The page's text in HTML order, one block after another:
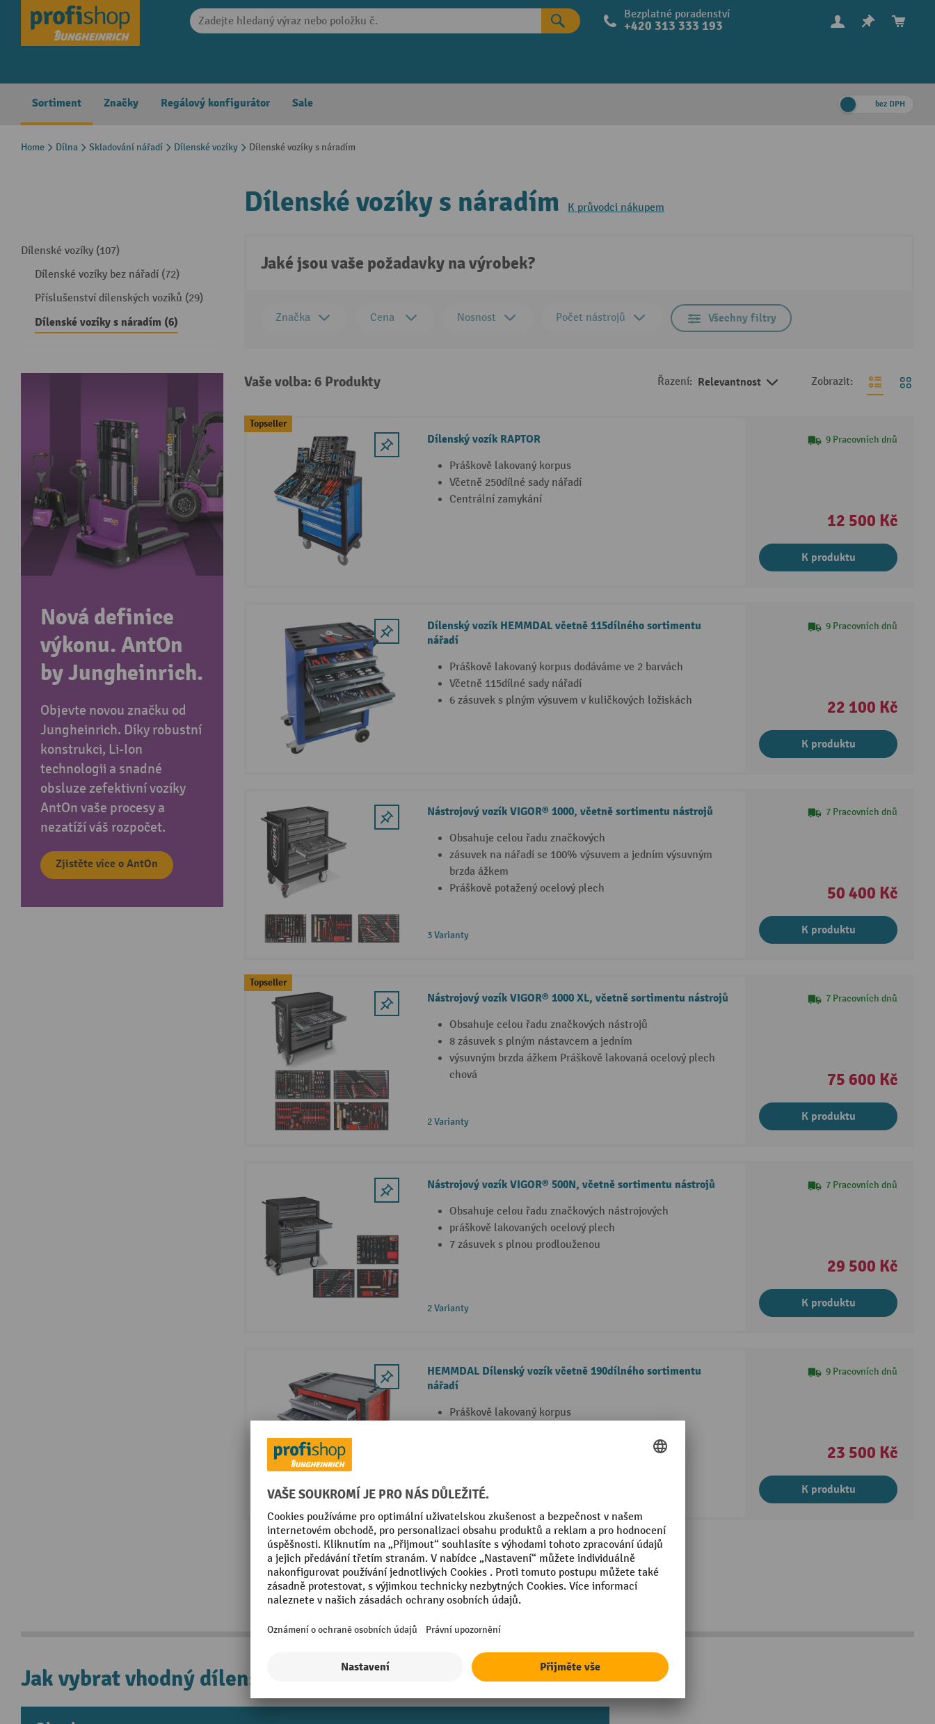
Skip to main navigation Bezplatné poradenství
+420 313 333 193
Sortiment Značky Regálový konfigurátor Sale bez DPH
Home Dílna Skladování nářadí Dílenské vozíky Dílenské vozíky s náradím
Dílenské vozíky (107)
Dílenské vozíky bez nářadí (72)
Příslušenství dílenských vozíků (29)
Dílenské vozíky s náradím (6)
Nová definice
výkonu. AntOn
by Jungheinrich.
Objevte novou značku od
Jungheinrich. Díky robustní
konstrukci, Li-Ion
technologii a snadné
obsluze zefektivní vozíky
AntOn vaše procesy a
nezatíží váš rozpočet.
Zjistěte více o AntOn
Dílenské vozíky s náradím K průvodci nákupem
Jaké jsou vaše požadavky na výrobek?
Značka Cena Nosnost Počet nástrojů Všechny filtry
Vaše volba: 6 Produkty Řazení: Relevantnost Zobrazit:
Topseller
Dílenský vozík RAPTOR
Práškově lakovaný korpus
Včetně 250dílné sady nářadí
Centrální zamykání
9 Pracovních dnů
12 500 Kč
K produktu
Dílenský vozík HEMMDAL včetně 115dílného sortimentu
nářadí
Práškově lakovaný korpus dodáváme ve 2 barvách
Včetně 115dílné sady nářadí
6 zásuvek s plným výsuvem v kuličkových ložiskách
9 Pracovních dnů
22 100 Kč
K produktu
Nástrojový vozík VIGOR® 1000, včetně sortimentu nástrojů
Obsahuje celou řadu značkových
zásuvek na nářadí se 100% výsuvem a jedním výsuvným
brzda ážkem
Práškově potažený ocelový plech
3 Varianty
7 Pracovních dnů
50 400 Kč
K produktu
Topseller
Nástrojový vozík VIGOR® 1000 XL, včetně sortimentu nástrojů
Obsahuje celou řadu značkových nástrojů
8 zásuvek s plným nástavcem a jedním
výsuvným brzda ážkem Práškově lakovaná ocelový plech
chová
2 Varianty
7 Pracovních dnů
75 600 Kč
K produktu
Nástrojový vozík VIGOR® 500N, včetně sortimentu nástrojů
Obsahuje celou řadu značkových nástrojových
práškově lakovaných ocelový plech
7 zásuvek s plnou prodlouženou
2 Varianty
7 Pracovních dnů
29 500 Kč
K produktu
HEMMDAL Dílenský vozík včetně 190dílného sortimentu
nářadí
Práškově lakovaný korpus
9 Pracovních dnů
23 500 Kč
K produktu
Jak vybrat vhodný dílenský vozík s nářadím